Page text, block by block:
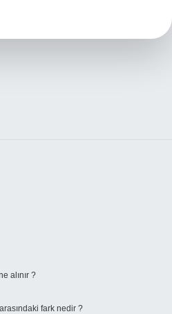
alınır ?
fark nedir ?